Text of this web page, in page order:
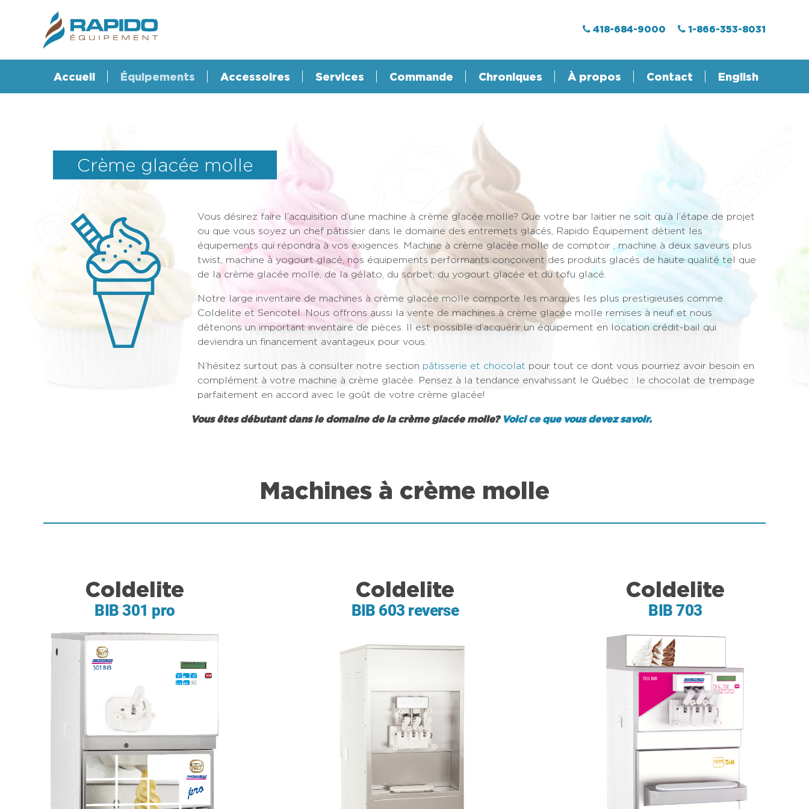
418-684-9000 1-866-353-8031
Accueil Équipements Accessoires Services Commande Chroniques À propos Contact English
Crème glacée molle
Vous désirez faire l’acquisition d’une machine à crème glacée molle? Que votre bar laitier ne soit qu’à l’étape de projet
ou que vous soyez un chef pâtissier dans le domaine des entremets glacés, Rapido Équipement détient les
équipements qui répondra à vos exigences. Machine à crème glacée molle de comptoir , machine à deux saveurs plus
twist, machine à yogourt glacé, nos équipements performants conçoivent des produits glacés de haute qualité tel que
de la crème glacée molle, de la gélato, du sorbet, du yogourt glacée et du tofu glacé.
Notre large inventaire de machines à crème glacée molle comporte les marques les plus prestigieuses comme
Coldelite et Sencotel. Nous offrons aussi la vente de machines à crème glacée molle remises à neuf et nous
détenons un important inventaire de pièces. Il est possible d’acquérir un équipement en location crédit-bail qui
deviendra un financement avantageux pour vous.
N’hésitez surtout pas à consulter notre section pâtisserie et chocolat pour tout ce dont vous pourriez avoir besoin en
complément à votre machine à crème glacée. Pensez à la tendance envahissant le Québec : le chocolat de trempage
parfaitement en accord avec le goût de votre crème glacée!
Vous êtes débutant dans le domaine de la crème glacée molle? Voici ce que vous devez savoir.
Machines à crème molle
Coldelite
BIB 301 pro
Coldelite
BIB 603 reverse
Coldelite
BIB 703